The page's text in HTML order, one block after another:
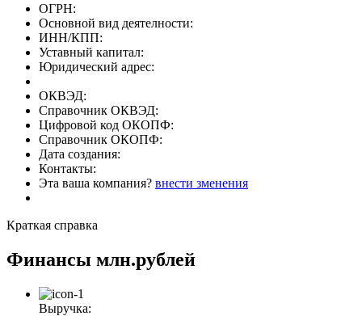
ОГРН:
Основной вид деятелности:
ИНН/КПП:
Уставный капитал:
Юридический адрес:
ОКВЭД:
Справочник ОКВЭД:
Цифровой код ОКОПФ:
Справочник ОКОПФ:
Дата создания:
Контакты:
Эта ваша компания? внести зменения
Краткая справка
Финансы млн.рублей
Выручка: